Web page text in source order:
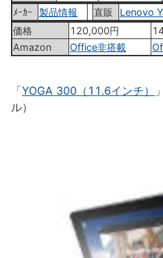
ﾒｰｶｰ
製品情報 直販
Lenovo
価格
120,000円
Amazon
Office非搭載
「YOGA 300（11.6インチ）
ル）